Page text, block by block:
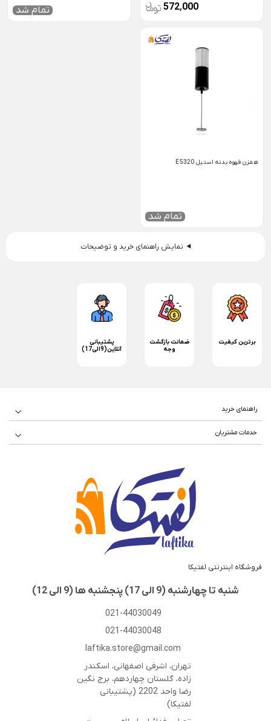
572٬000 تمام شد
همزن قهوه بدنه استیل E5320
تمام شد
نمایش راهنمای خرید و توضیحات
برترین کیفیت
ضمانت بازگشت
وجه
پشتیبانی
آنلاین(9الی17)
راهنمای خرید
خدمات مشتریان
فروشگاه اینترنتی لفتیکا
شنبه تا چهارشنبه (9 الی 17) پنجشنبه ها (9 الی 12)
021-44030049
021-44030048
laftika.store@gmail.com
تهران، اشرفی اصفهانی، اسکندر
زاده، گلستان چهاردهم، برج نگین
رضا واحد 2202 (پشتیبانی
لفتیکا)